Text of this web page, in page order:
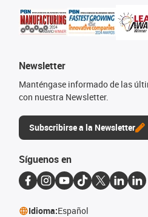
Newsletter
Manténgase informado de las
con nuestra Newsletter.
Subscribirse a la Newsletter
Síguenos en
Idioma:Español